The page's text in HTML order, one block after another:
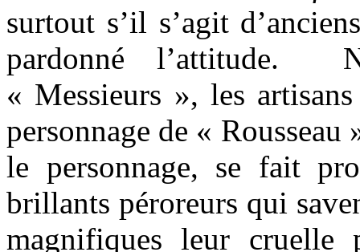
surtout s’il s’agit
pardonné l’attitude.
« Messieurs », les
personnage de « Rousseau
le personnage, se fait
brillants péroreurs qui
magnifiques leur